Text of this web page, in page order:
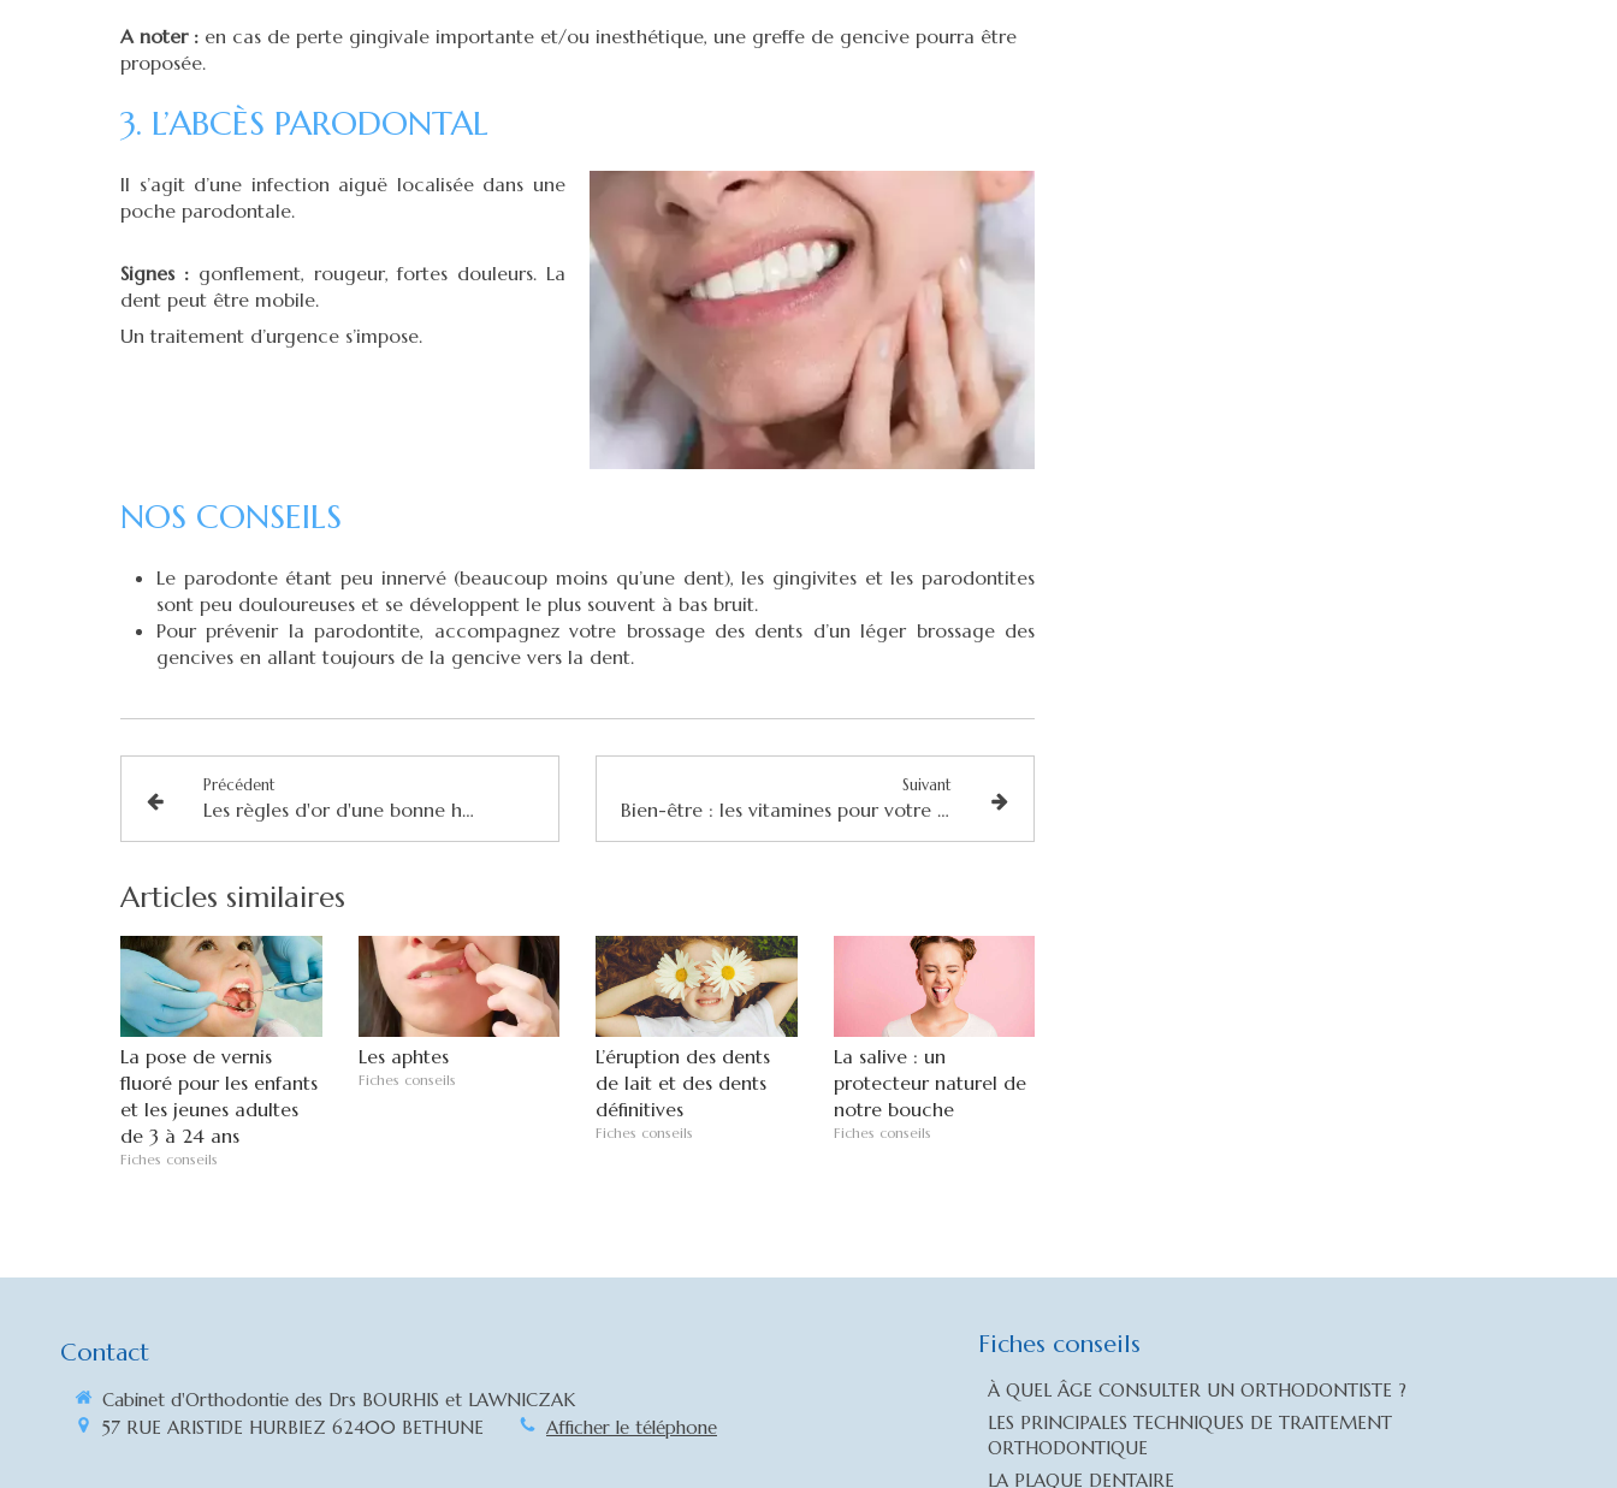
A noter : en cas de perte gingivale importante et/ou inesthétique, une greffe de gencive pourra être
proposée.
3. L’ABCÈS PARODONTAL
Il s’agit d’une infection aiguë localisée dans une
poche parodontale.
Signes :gonflement, rougeur, fortes douleurs. La
dent peut être mobile.
Un traitement d’urgence s’impose.
NOS CONSEILS
Le parodonte étant peu innervé (beaucoup moins qu’une dent), les gingivites et les parodontites
sont peu douloureuses et se développent le plus souvent à bas bruit.
Pour prévenir la parodontite, accompagnez votre brossage des dents d’un léger brossage des
gencives en allant toujours de la gencive vers la dent.
Précédent
Les règles d'or d'une bonne hygiène bucco-dentaire
Suivant
Bien-être : les vitamines pour votre santé bucco-dentaire
Articles similaires
La pose de vernis
fluoré pour les enfants
et les jeunes adultes
de 3 à 24 ans
Fiches conseils
Les aphtes
Fiches conseils
L’éruption des dents
de lait et des dents
définitives
Fiches conseils
La salive : un
protecteur naturel de
notre bouche
Fiches conseils
Contact
Cabinet d'Orthodontie des Drs BOURHIS et LAWNICZAK
57 RUE ARISTIDE HURBIEZ 62400 BETHUNE Afficher le téléphone
Fiches conseils
À QUEL ÂGE CONSULTER UN ORTHODONTISTE ?
LES PRINCIPALES TECHNIQUES DE TRAITEMENT
ORTHODONTIQUE
LA PLAQUE DENTAIRE